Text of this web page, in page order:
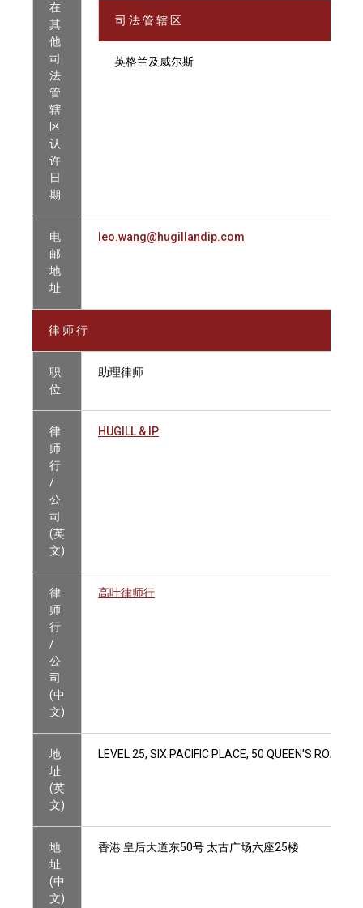
在
其
他
司
法
管
辖
区
认
许
日
期
司 法 管 辖 区
英格兰及威尔斯
电
邮
地
址
leo.wang@hugillandip.com
律 师 行
职
位
助理律师
律
师
行
/
公
司
(英
文)
HUGILL & IP
律
师
行
/
公
司
(中
文)
高叶律师行
地
址
(英
文)
LEVEL 25, SIX PACIFIC PLACE, 50 QUEEN'S ROAD
地
址
(中
文)
香港 皇后大道东50号 太古广场六座25楼